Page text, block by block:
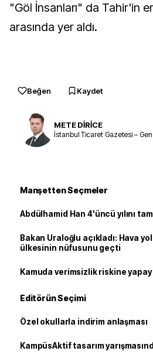
"Göl İnsanları" da Tahir'in
arasında yer aldı.
Beğen Kaydet
METE DİRİCE
İstanbul Ticaret Gazetesi –
Manşetten Seçmeler
Abdülhamid Han 4'üncü yılını
Bakan Uraloğlu açıkladı: Hava
ülkesinin nüfusunu geçti
Kamuda verimsizlik riskine
Editörün Seçimi
Özel okullarla indirim anlaşması
KampüsAktif tasarım